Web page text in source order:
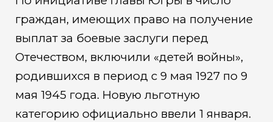
граждан, имеющих право на получение
выплат за боевые заслуги перед
Отечеством, включили «детей войны»,
родившихся в период с 9 мая 1927 по 9
мая 1945 года. Новую льготную
категорию официально ввели 1 января.